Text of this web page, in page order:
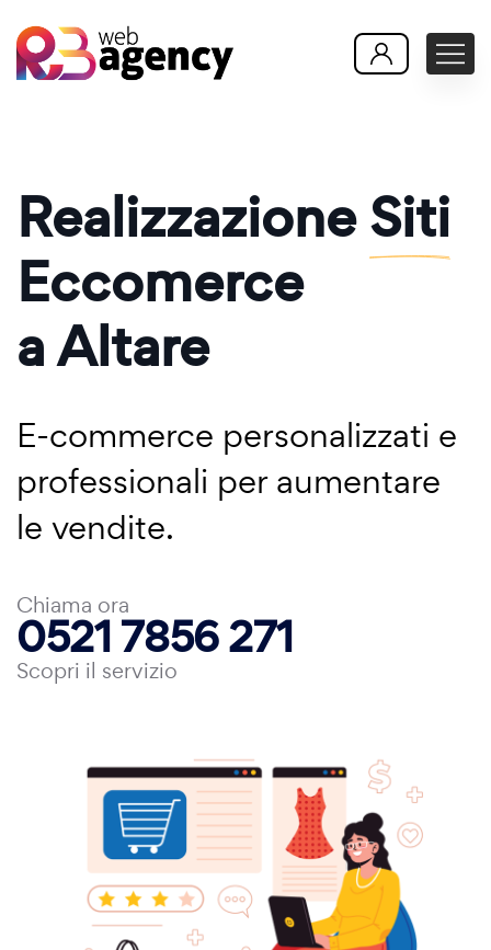
RealizzazioneSiti
Eccomerce
a Altare
E-commerce personalizzati e
professionali per aumentare
le vendite.
Chiama ora
0521 7856 271
Scopri il servizio